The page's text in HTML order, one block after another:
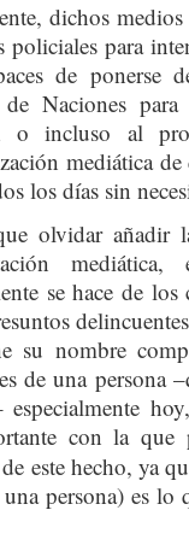
dichos
policiales para
de
de Naciones
o incluso al
mediática
los días sin
olvidar añadir
se hace de
su nombre
de una persona
especialmente
con la que
este hecho, ya
persona) es lo